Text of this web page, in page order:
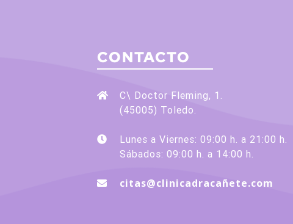
CONTACTO
C\ Doctor Fleming, 1.
(45005) Toledo.
Lunes a Viernes: 09:00 h. a 21:00 h.
Sábados: 09:00 h. a 14:00 h.
citas@clinicadracañete.com